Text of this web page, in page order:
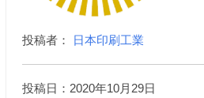
投稿者： 日本印刷工業
投稿日：2020年10月29日